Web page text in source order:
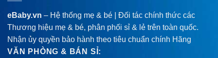
eBaby.vn – Hệ thống mẹ & bé | Đối tác chính thức các
Thương hiệu mẹ & bé, phân phối sỉ & lẻ trên toàn quốc.
Nhận ủy quyền bảo hành theo tiêu chuẩn chính Hãng
VĂN PHÒNG & BÁN SỈ: